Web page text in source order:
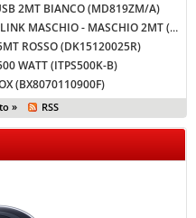
2MT BIANCO (MD819ZM/A)
DIGITUS CAVO AUDIO OTTICO TOSLINK MASCHIO - MASCHIO 2MT (LP1109)
ROSSO (DK15120025R)
WATT (ITPS500K-B)
(BX8070110900F)
» RSS